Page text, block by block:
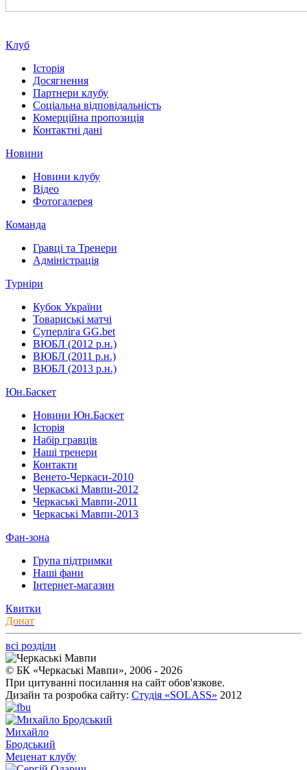
Клуб
Історія
Досягнення
Партнери клубу
Соціальна відповідальність
Комерційна пропозиція
Контактні дані
Новини
Новини клубу
Відео
Фотогалерея
Команда
Гравці та Тренери
Адміністрація
Турніри
Кубок України
Товариські матчі
Суперліга GG.bet
ВЮБЛ (2012 р.н.)
ВЮБЛ (2011 р.н.)
ВЮБЛ (2013 р.н.)
Юн.Баскет
Новини Юн.Баскет
Історія
Набір гравців
Наші тренери
Контакти
Венето-Черкаси-2010
Черкаські Мавпи-2012
Черкаські Мавпи-2011
Черкаські Мавпи-2013
Фан-зона
Група підтримки
Наші фани
Інтернет-магазин
Квитки
Донат
всі розділи
© БК «Черкаські Мавпи», 2006 - 2026
При цитуванні посилання на сайт обов'язкове.
Дизайн та розробка сайту: Студія «SOLASS» 2012
Михайло
Бродський
Меценат клубу